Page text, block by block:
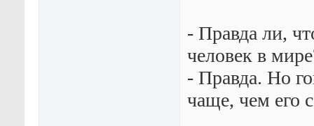
- Пpавда ли,
человек в
- Пpавда. Hо
чаще, чем его